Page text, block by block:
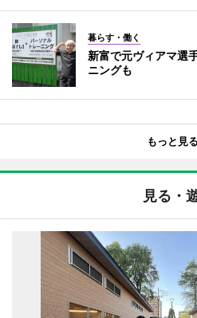
暮らす・働く
新富で元ヴィアマ選
ニングも
もっと見る
見る・